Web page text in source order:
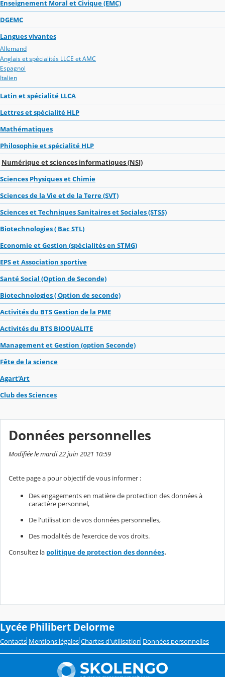
Enseignement Moral et Civique (EMC)
DGEMC
Langues vivantes
Allemand
Anglais et spécialités LLCE et AMC
Espagnol
Italien
Latin et spécialité LLCA
Lettres et spécialité HLP
Mathématiques
Philosophie et spécialité HLP
Numérique et sciences informatiques (NSI)
Sciences Physiques et Chimie
Sciences de la Vie et de la Terre (SVT)
Sciences et Techniques Sanitaires et Sociales (STSS)
Biotechnologies ( Bac STL)
Economie et Gestion (spécialités en STMG)
EPS et Association sportive
Santé Social (Option de Seconde)
Biotechnologies ( Option de seconde)
Activités du BTS Gestion de la PME
Activités du BTS BIOQUALITE
Management et Gestion (option Seconde)
Fête de la science
Agart'Art
Club des Sciences
Données personnelles
Modifiée le mardi 22 juin 2021 10:59
Cette page a pour objectif de vous informer :
Des engagements en matière de protection des données à
caractère personnel,
De l'utilisation de vos données personnelles,
Des modalités de l'exercice de vos droits.
Consultez la politique de protection des données.
Lycée Philibert Delorme
Contacts Mentions légales Chartes d'utilisation Données personnelles